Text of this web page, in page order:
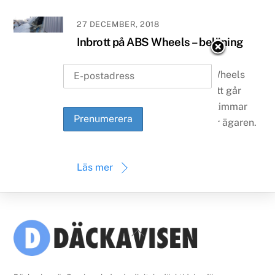
27 DECEMBER, 2018
Inbrott på ABS Wheels – belöning
Dagen innan julafton får ABS Wheels
centrallager inbrott. Vid midnatt går
larmet och det tar inte många timmar
innan grannlokalerna kontaktar ägaren.
Läs mer
Back
To